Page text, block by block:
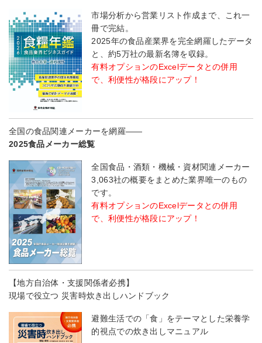
市場分析から営業リスト作成まで、これ一
冊で完結。
2025年の食品産業界を完全網羅したデータ
と、約5万社の最新名簿を収録。
有料オプションのExcelデータとの併用
で、利便性が格段にアップ！
全国の食品関連メーカーを網羅――
2025食品メーカー総覧
全国食品・酒類・機械・資材関連メーカー
3,063社の概要をまとめた業界唯一のもの
です。
有料オプションのExcelデータとの併用
で、利便性が格段にアップ！
【地方自治体・支援関係者必携】
現場で役立つ 災害時炊き出しハンドブック
避難生活での「食」をテーマとした栄養学
的視点での炊き出しマニュアル